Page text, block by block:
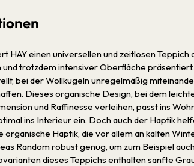
HAY einen universellen und zeitlosen Teppich
trotzdem intensiver Oberfläche
bei der Wollkugeln unregelmäßig
Dieses organische Design, bei dem
und Raffinesse verleihen, passt ins
ins Interieur ein. Doch auch der Haptik
Haptik, die vor allem an kalten
Random robust genug, um zum Beispiel
dieses Teppichs enthalten sanfte